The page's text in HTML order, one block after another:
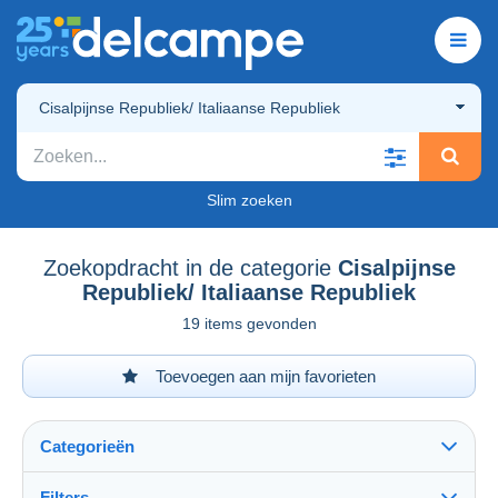
Cisalpijnse Republiek/ Italiaanse Republiek
Slim zoeken
Zoekopdracht in de categorie Cisalpijnse
Republiek/ Italiaanse Republiek
19 items gevonden
Toevoegen aan mijn favorieten
Categorieën